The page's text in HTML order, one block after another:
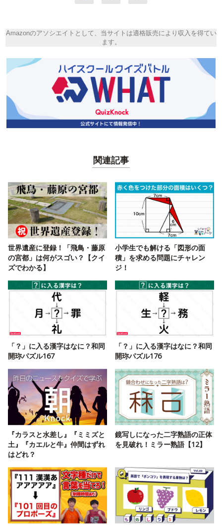
Amazonのアソシエイトとして、当サイトは適格販売により収入を得てい
ます。
関連記事
世界遺産に登録！「飛鳥・藤原
の宮都」は何がスゴい？【クイ
ズでわかる】
小学生でも解ける「図形の面
積」を求める問題にチャレン
ジ！
「？」に入る漢字はなに？和同
開珎パズル167
「？」に入る漢字はなに？和同
開珎パズル176
『カラスと水差し』『ミミズと
土』『カエルと牛』仲間はずれ
はどれ？
鏡写しになった二字熟語の正体
を見破れ！ミラー熟語【12】